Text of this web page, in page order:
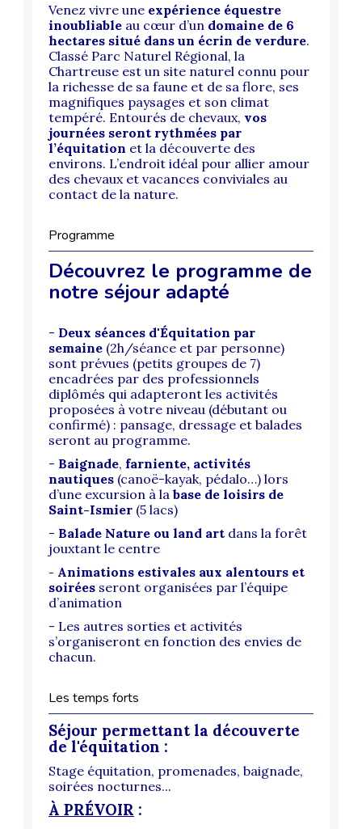
Venez vivre une expérience équestre
inoubliable au cœur d’un domaine de 6
hectares situé dans un écrin de verdure.
Classé Parc Naturel Régional, la
Chartreuse est un site naturel connu pour
la richesse de sa faune et de sa flore, ses
magnifiques paysages et son climat
tempéré. Entourés de chevaux, vos
journées seront rythmées par
l’équitation et la découverte des
environs. L’endroit idéal pour allier amour
des chevaux et vacances conviviales au
contact de la nature.
Programme
Découvrez le programme de
notre séjour adapté
- Deux séances d'Équitation par
semaine (2h/séance et par personne)
sont prévues (petits groupes de 7)
encadrées par des professionnels
diplômés qui adapteront les activités
proposées à votre niveau (débutant ou
confirmé) : pansage, dressage et balades
seront au programme.
- Baignade, farniente, activités
nautiques (canoë-kayak, pédalo…) lors
d’une excursion à la base de loisirs de
Saint-Ismier (5 lacs)
- Balade Nature ou land art dans la forêt
jouxtant le centre
- Animations estivales aux alentours et
soirées seront organisées par l’équipe
d’animation
- Les autres sorties et activités
s’organiseront en fonction des envies de
chacun.
Les temps forts
Séjour permettant la découverte
de l'équitation :
Stage équitation, promenades, baignade,
soirées nocturnes...
À PRÉVOIR :